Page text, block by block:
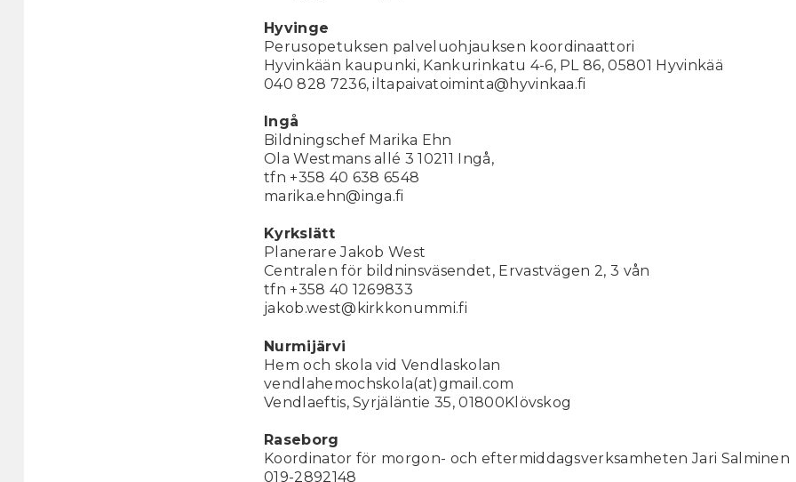
Hyvinge
Perusopetuksen palveluohjauksen koordinaattori
Hyvinkään kaupunki, Kankurinkatu 4-6, PL 86, 05801 Hyvinkää
040 828 7236, iltapaivatoiminta@hyvinkaa.fi
Ingå
Bildningschef Marika Ehn
Ola Westmans allé 3 10211 Ingå,
tfn +358 40 638 6548
marika.ehn@inga.fi
Kyrkslätt
Planerare Jakob West
Centralen för bildninsväsendet, Ervastvägen 2, 3 vån
tfn +358 40 1269833
jakob.west@kirkkonummi.fi
Nurmijärvi
Hem och skola vid Vendlaskolan
vendlahemochskola(at)gmail.com
Vendlaeftis, Syrjäläntie 35, 01800Klövskog
Raseborg
Koordinator för morgon- och eftermiddagsverksamheten Jari Salminen
019-2892148